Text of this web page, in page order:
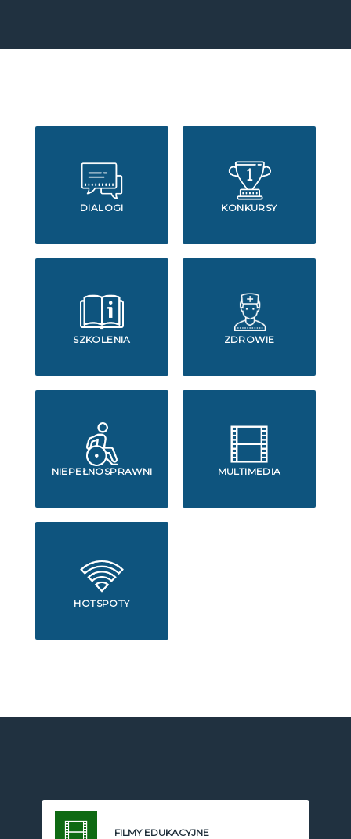
DIALOGI KONKURSY
SZKOLENIA ZDROWIE
NIEPEŁNOSPRAWNI MULTIMEDIA
HOTSPOTY
FILMY EDUKACYJNE